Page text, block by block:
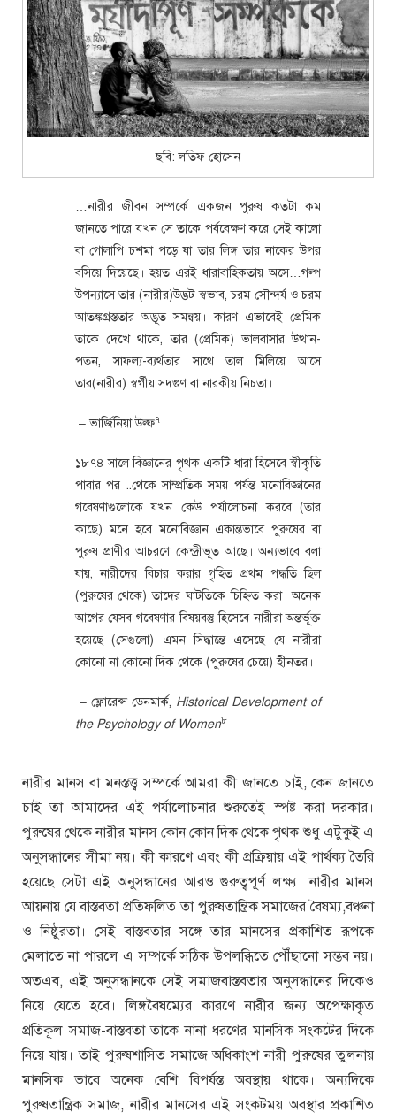
ছবি: লতিফ হোসেন
…নারীর জীবন সম্পর্কে একজন পুরুষ কতটা কম
জানতে পারে যখন সে তাকে পর্যবেক্ষণ করে সেই কালো
বা গোলাপি চশমা পড়ে যা তার লিঙ্গ তার নাকের উপর
বসিয়ে দিয়েছে। হয়ত এরই ধারাবাহিকতায় অসে…গল্প
উপন্যাসে তার (নারীর)উদ্ভট স্বভাব, চরম সৌন্দর্য ও চরম
আতঙ্কগ্রস্ততার অদ্ভূত সমন্বয়। কারণ এভাবেই প্রেমিক
তাকে দেখে থাকে, তার (প্রেমিক) ভালবাসার উত্থান-
পতন, সাফল্য-ব্যর্থতার সাথে তাল মিলিয়ে আসে
তার(নারীর) স্বর্গীয় সদগুণ বা নারকীয় নিচতা।
– ভার্জিনিয়া উল্ফ৭
১৮৭৪ সালে বিজ্ঞানের পৃথক একটি ধারা হিসেবে স্বীকৃতি
পাবার পর ..থেকে সাম্প্রতিক সময় পর্যন্ত মনোবিজ্ঞানের
গবেষণাগুলোকে যখন কেউ পর্যালোচনা করবে (তার
কাছে) মনে হবে মনোবিজ্ঞান একান্তভাবে পুরুষের বা
পুরুষ প্রাণীর আচরণে কেন্দ্রীভূত আছে। অন্যভাবে বলা
যায়, নারীদের বিচার করার গৃহিত প্রথম পদ্ধতি ছিল
(পুরুষের থেকে) তাদের ঘাটতিকে চিহ্নিত করা। অনেক
আগের যেসব গবেষণার বিষয়বস্তু হিসেবে নারীরা অন্তর্ভূক্ত
হয়েছে (সেগুলো) এমন সিদ্ধান্তে এসেছে যে নারীরা
কোনো না কোনো দিক থেকে (পুরুষের চেয়ে) হীনতর।
– ফ্লোরেন্স ডেনমার্ক, Historical Development of
the Psychology of Women৮
নারীর মানস বা মনস্তত্ত্ব সম্পর্কে আমরা কী জানতে চাই, কেন জানতে
চাই তা আমাদের এই পর্যালোচনার শুরুতেই স্পষ্ট করা দরকার।
পুরুষের থেকে নারীর মানস কোন কোন দিক থেকে পৃথক শুধু এটুকুই এ
অনুসন্ধানের সীমা নয়। কী কারণে এবং কী প্রক্রিয়ায় এই পার্থক্য তৈরি
হয়েছে সেটা এই অনুসন্ধানের আরও গুরুত্বপূর্ণ লক্ষ্য। নারীর মানস
আয়নায় যে বাস্তবতা প্রতিফলিত তা পুরুষতান্ত্রিক সমাজের বৈষম্য,বঞ্চনা
ও নিষ্ঠুরতা। সেই বাস্তবতার সঙ্গে তার মানসের প্রকাশিত রূপকে
মেলাতে না পারলে এ সম্পর্কে সঠিক উপলব্ধিতে পৌঁছানো সম্ভব নয়।
অতএব, এই অনুসন্ধানকে সেই সমাজবাস্তবতার অনুসন্ধানের দিকেও
নিয়ে যেতে হবে। লিঙ্গবৈষম্যের কারণে নারীর জন্য অপেক্ষাকৃত
প্রতিকূল সমাজ-বাস্তবতা তাকে নানা ধরণের মানসিক সংকটের দিকে
নিয়ে যায়। তাই পুরুষশাসিত সমাজে অধিকাংশ নারী পুরুষের তুলনায়
মানসিক ভাবে অনেক বেশি বিপর্যস্ত অবস্থায় থাকে। অন্যদিকে
পুরুষতান্ত্রিক সমাজ, নারীর মানসের এই সংকটময় অবস্থার প্রকাশিত